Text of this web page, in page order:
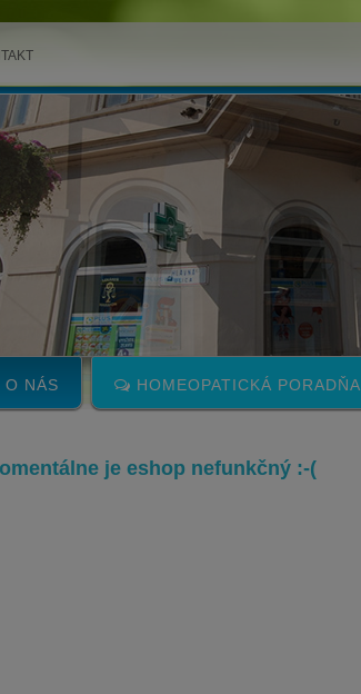
HOMEOPATICKÁ PORADŇA
O NÁS
je eshop nefunkčný :-(